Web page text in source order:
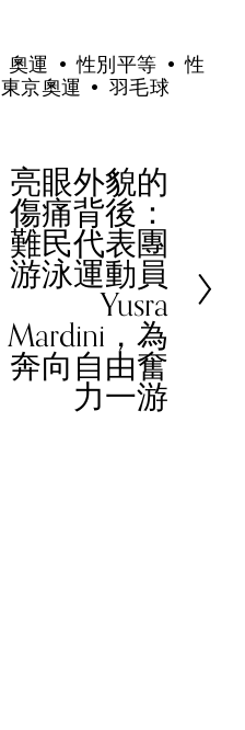
奧運 性別平等
性
東京奧運 羽毛球
N亮眼外貌的
傷痛背後：
難民代表團
游泳運動員
Yusra
Mardini，為
奔向自由奮
力一游